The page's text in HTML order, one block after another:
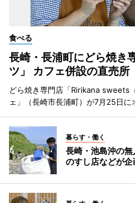
食べる
長崎・長浦町にどら焼き
ツ」 カフェ併設の直売所
どら焼き専門店「Ririkana sweets
ェ」（長崎市長浦町）が7月25日に
暮らす・働く
長崎・池島沖の
のすし店などが企